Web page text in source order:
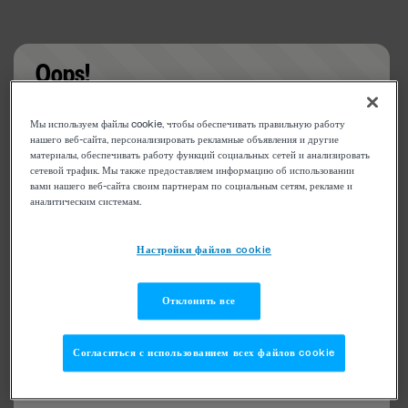
Oops!
Something went wrong. Please try refreshing the
app
Мы используем файлы cookie, чтобы обеспечивать правильную работу
нашего веб-сайта, персонализировать рекламные объявления и другие
материалы, обеспечивать работу функций социальных сетей и анализировать
сетевой трафик. Мы также предоставляем информацию об использовании
вами нашего веб-сайта своим партнерам по социальным сетям, рекламе и
аналитическим системам.
Настройки файлов cookie
Отклонить все
Согласиться с использованием всех файлов cookie